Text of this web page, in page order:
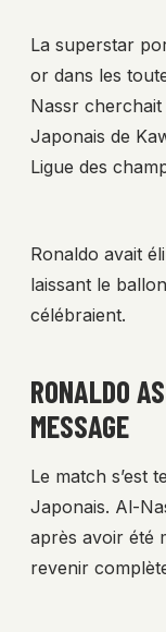
La superstar
or dans les
Nassr
Japonais de
Ligue des
Ronaldo avait
laissant le
célébraient.
RONALDO
MESSAGE
Le match s’est
Japonais. Al-
après avoir été
revenir